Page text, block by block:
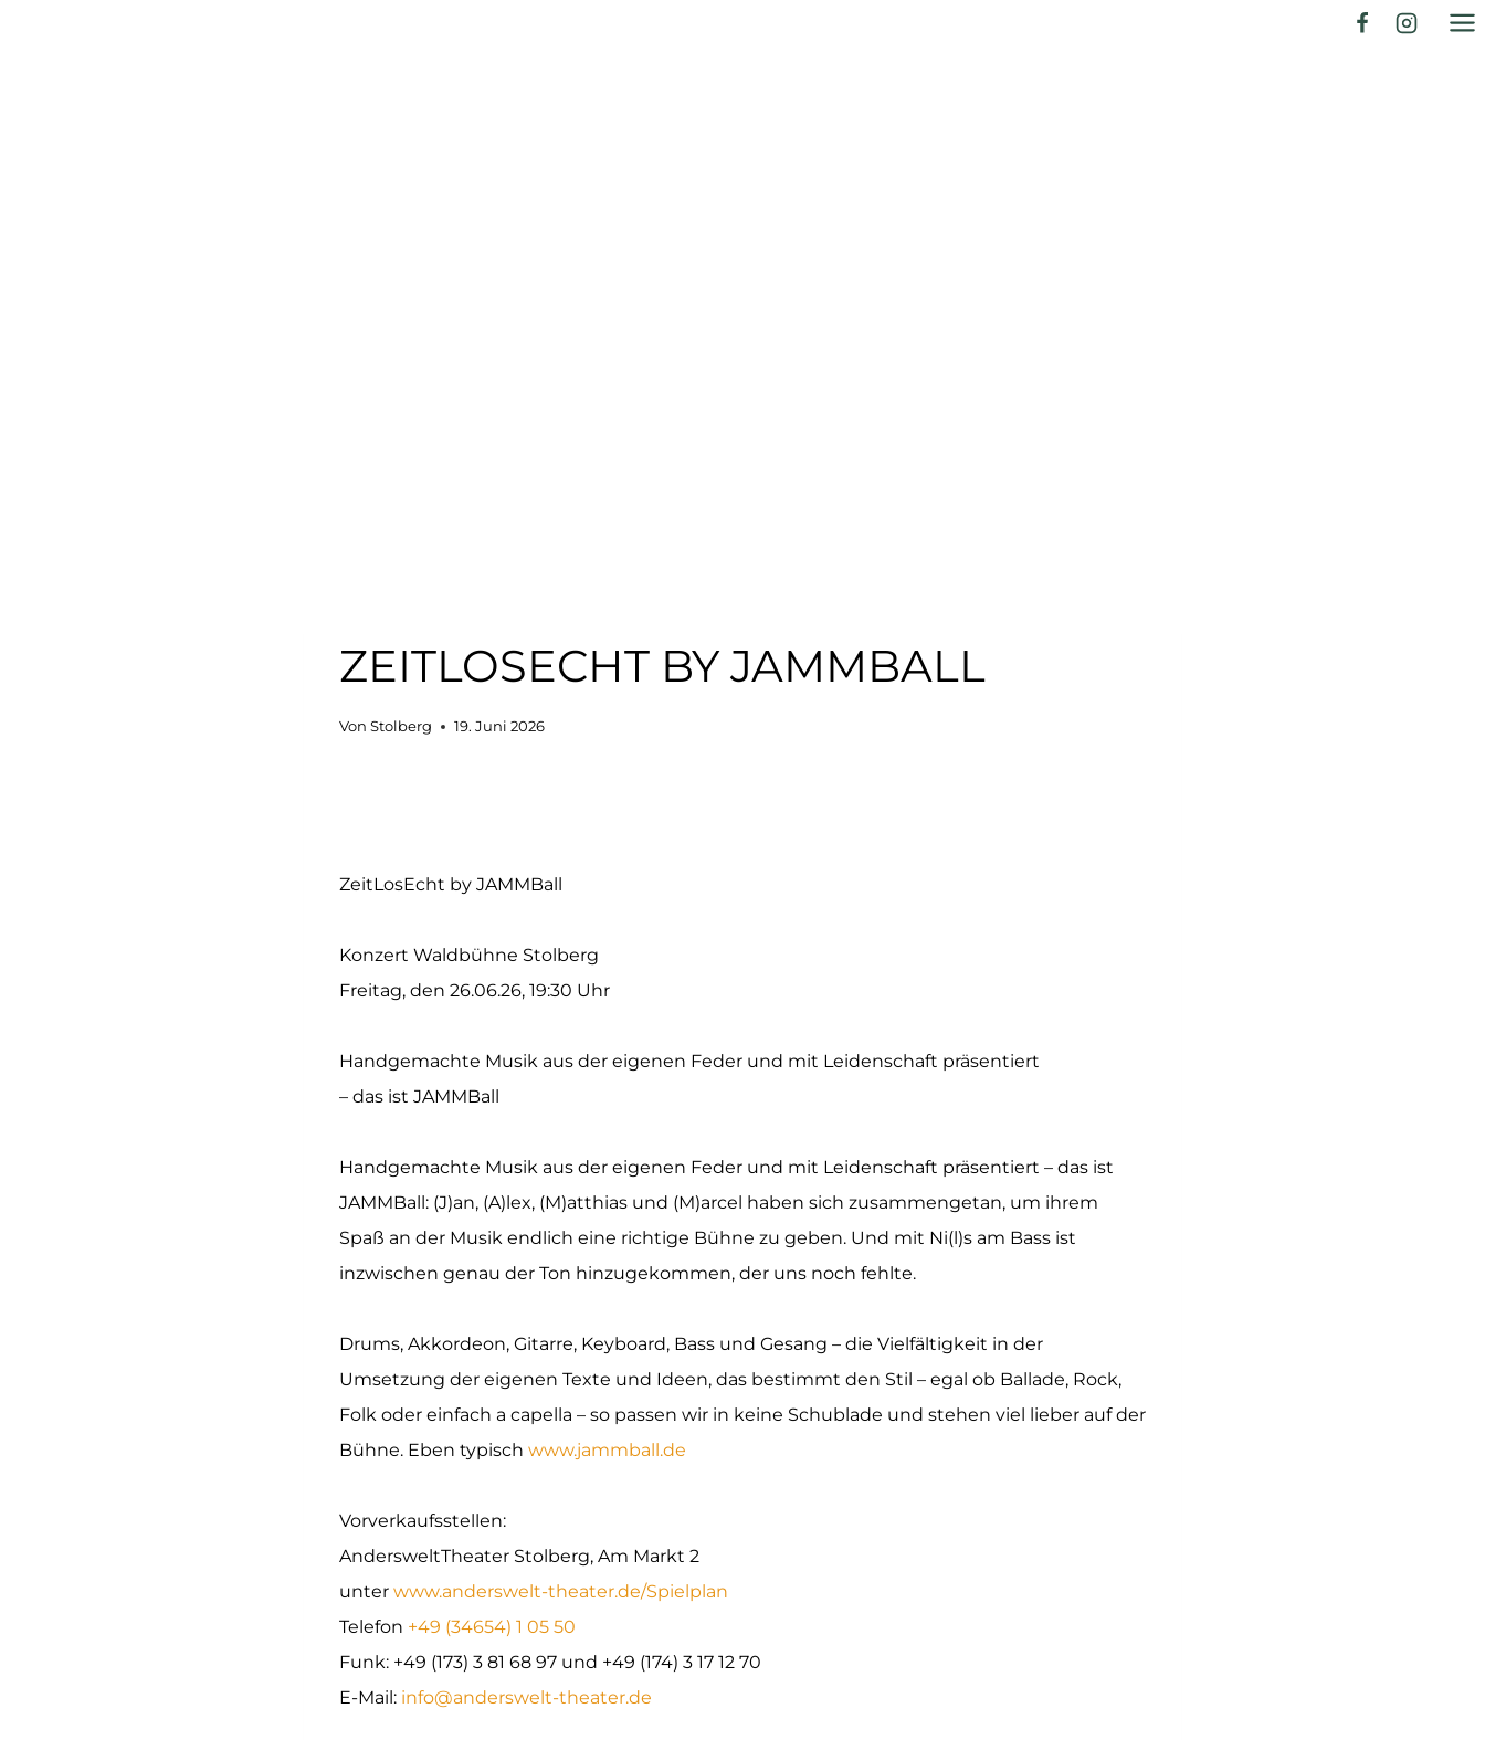
ZEITLOSECHT BY JAMMBALL
Von Stolberg 19. Juni 2026
ZeitLosEcht by JAMMBall
Konzert Waldbühne Stolberg
Freitag, den 26.06.26, 19:30 Uhr
Handgemachte Musik aus der eigenen Feder und mit Leidenschaft präsentiert
– das ist JAMMBall
Handgemachte Musik aus der eigenen Feder und mit Leidenschaft präsentiert – das ist
JAMMBall: (J)an, (A)lex, (M)atthias und (M)arcel haben sich zusammengetan, um ihrem
Spaß an der Musik endlich eine richtige Bühne zu geben. Und mit Ni(l)s am Bass ist
inzwischen genau der Ton hinzugekommen, der uns noch fehlte.
Drums, Akkordeon, Gitarre, Keyboard, Bass und Gesang – die Vielfältigkeit in der
Umsetzung der eigenen Texte und Ideen, das bestimmt den Stil – egal ob Ballade, Rock,
Folk oder einfach a capella – so passen wir in keine Schublade und stehen viel lieber auf der
Bühne. Eben typisch www.jammball.de
Vorverkaufsstellen:
AndersweltTheater Stolberg, Am Markt 2
unter www.anderswelt-theater.de/Spielplan
Telefon +49 (34654) 1 05 50
Funk: +49 (173) 3 81 68 97 und +49 (174) 3 17 12 70
E-Mail: info@anderswelt-theater.de